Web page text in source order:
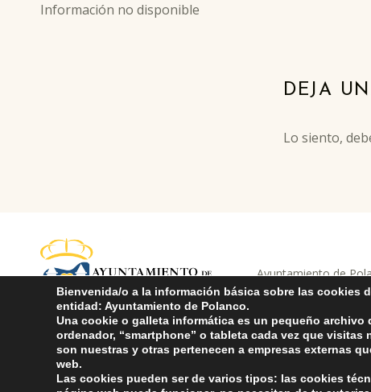
Información no disponible
DEJA
Lo siento,
ayuntamiento de
AYUNTAMIENTO DE POLANCO
Ayuntamiento de
Compromiso con
Bienvenida/o a la información básica sobre las cookies
entidad: Ayuntamiento de Polanco.
Una cookie o galleta informática es un pequeño archivo
ordenador, “smartphone” o tableta cada vez que
son nuestras y otras pertenecen a empresas externas
web.
Las cookies pueden ser de varios tipos: las cookies